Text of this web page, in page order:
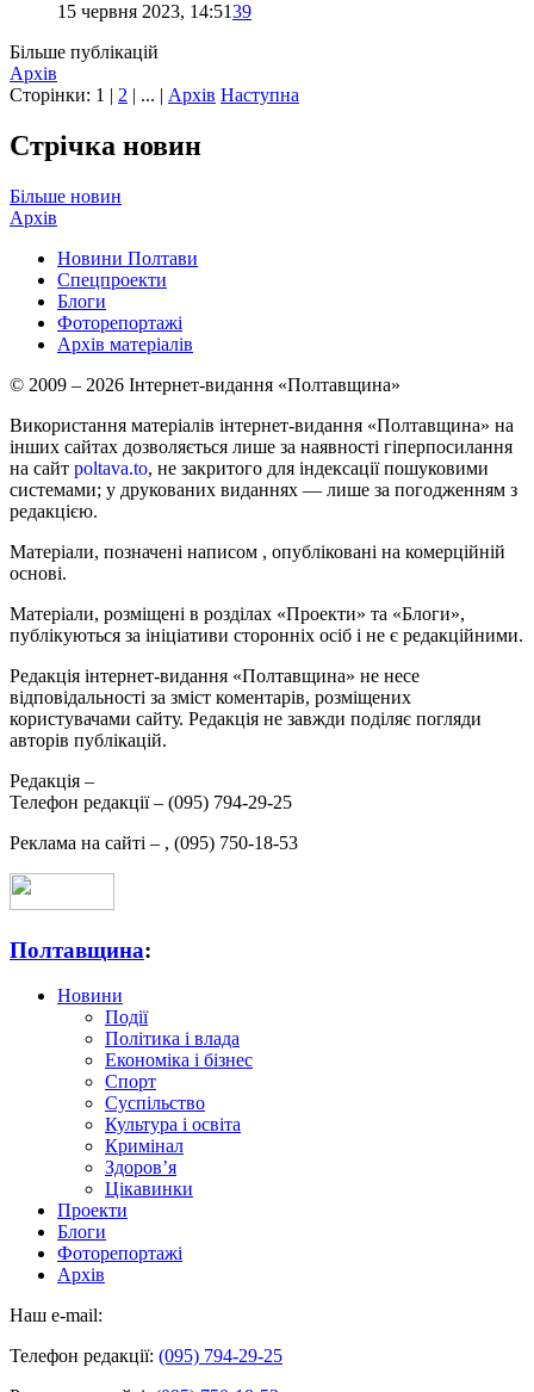
15 червня 2023, 14:5139
Більше публікацій
Архів
Сторінки: 1 | 2 | ... | Архів Наступна
Стрічка новин
Більше новин
Архів
Новини Полтави
Спецпроекти
Блоги
Фоторепортажі
Архів матеріалів
© 2009 – 2026 Інтернет-видання «Полтавщина»
Використання матеріалів інтернет-видання «Полтавщина» на
інших сайтах дозволяється лише за наявності гіперпосилання
на сайт poltava.to, не закритого для індексації пошуковими
системами; у друкованих виданнях — лише за погодженням з
редакцією.
Матеріали, позначені написом , опубліковані на комерційній
основі.
Матеріали, розміщені в розділах «Проекти» та «Блоги»,
публікуються за ініціативи сторонніх осіб і не є редакційними.
Редакція інтернет-видання «Полтавщина» не несе
відповідальності за зміст коментарів, розміщених
користувачами сайту. Редакція не завжди поділяє погляди
авторів публікацій.
Редакція –
Телефон редакції – (095) 794-29-25
Реклама на сайті – , (095) 750-18-53
Полтавщина:
Новини
Події
Політика і влада
Економіка і бізнес
Спорт
Суспільство
Культура і освіта
Кримінал
Здоров’я
Цікавинки
Проекти
Блоги
Фоторепортажі
Архів
Наш e-mail:
Телефон редакції: (095) 794-29-25